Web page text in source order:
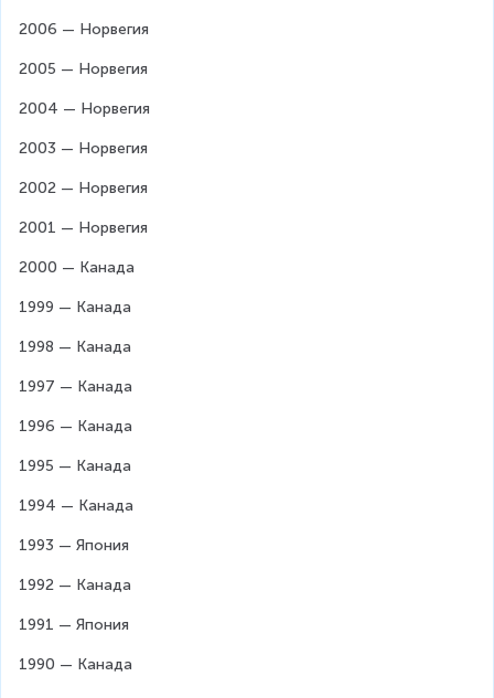
2006 — Норвегия
2005 — Норвегия
2004 — Норвегия
2003 — Норвегия
2002 — Норвегия
2001 — Норвегия
2000 — Канада
1999 — Канада
1998 — Канада
1997 — Канада
1996 — Канада
1995 — Канада
1994 — Канада
1993 — Япония
1992 — Канада
1991 — Япония
1990 — Канада